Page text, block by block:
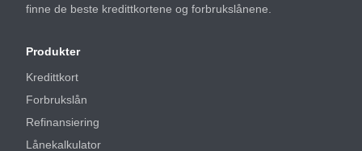
finne de beste kredittkortene og forbrukslånene.
Produkter
Kredittkort
Forbrukslån
Refinansiering
Lånekalkulator